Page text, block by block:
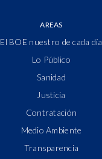
AREAS
El BOE nuestro de cada día
Lo Público
Sanidad
Justicia
Contratación
Medio Ambiente
Transparencia